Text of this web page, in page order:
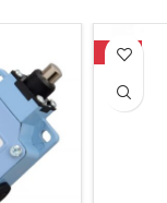
-14%